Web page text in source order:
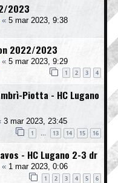
2023
« 5 mar 2023, 9:38
2022/2023
« 5 mar 2023, 9:29
1 2 3 4
Piotta - HC Lugano
3 mar 2023, 23:45
1 13 14 15 16
- HC Lugano 2-3 dr
« 1 mar 2023, 0:06
1 2 3 4 5 6